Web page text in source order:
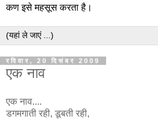
कण इसे महसूस करता है।
रविवार, 20 दिसंबर 2009
एक नाव
एक नाव....
डगमगाती रही, डूबती रही,